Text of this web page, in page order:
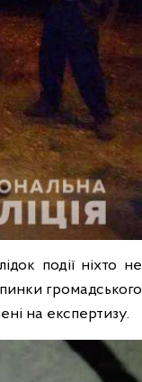
події ніхто не
громадського
на експертизу.